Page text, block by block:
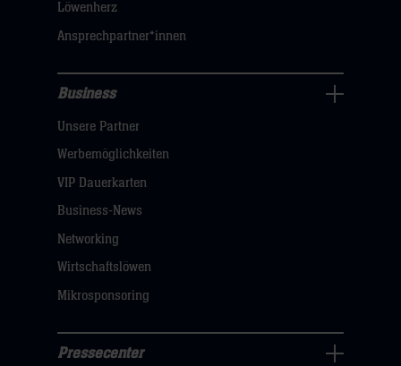
hier
Löwenherz
Ansprechpartner*innen
Navigation
öffnen,
dann
klicken
Business
Unsere Partner
Werbemöglichkeiten
VIP Dauerkarten
Business-News
Networking
Wirtschaftslöwen
Mikrosponsoring
Pressecenter